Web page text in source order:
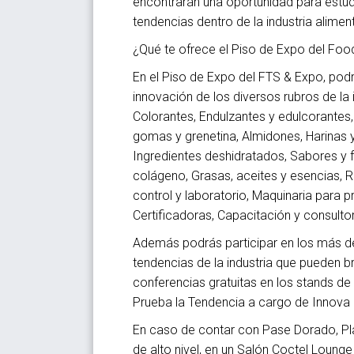
tendencias dentro de la industria
¿Qué te ofrece el Piso de Expo del
En el Piso de Expo del FTS & Expo,
innovación de los diversos rubros de la
Colorantes, Endulzantes y
gomas y grenetina, Almidones,
Ingredientes deshidratados, Sabores y
colágeno, Grasas, aceites y esencias,
control y laboratorio, Maquinaria para
Certificadoras, Capacitación y
Además podrás participar en los más
tendencias de la industria que pueden
conferencias gratuitas en los stands
Prueba la Tendencia a cargo de
En caso de contar con Pase Dorado,
de alto nivel, en un Salón Coctel